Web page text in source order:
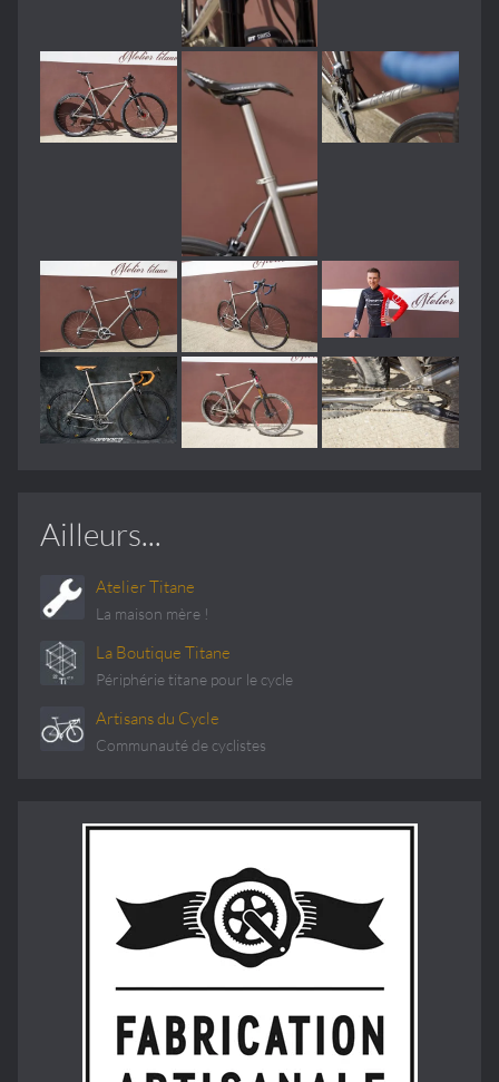
Ailleurs...
Atelier Titane
La maison mère !
La Boutique Titane
Périphérie titane pour le cycle
Artisans du Cycle
Communauté de cyclistes